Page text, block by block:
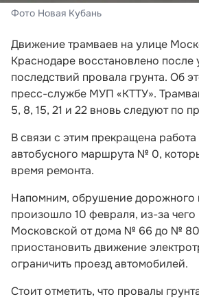
Фото Новая Кубань
Движение трамваев на улице
Краснодаре восстановлено после
последствий провала грунта. Об
пресс-службе МУП «КТТУ».
5, 8, 15, 21 и 22 вновь следуют по
В связи с этим прекращена
автобусного маршрута № 0,
время ремонта.
Напомним, обрушение дорожного
произошло 10 февраля, из-за чего
Московской от дома № 66 до №
приостановить движение
ограничить проезд автомобилей.
Стоит отметить, что провалы